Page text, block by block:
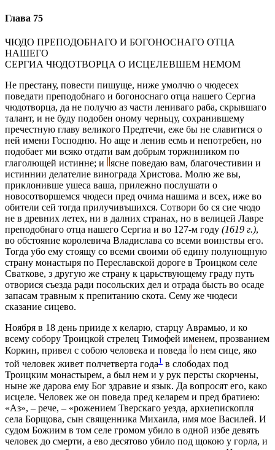
Глава 75
ЧЮДО ПРЕПОДОБНАГО И БОГОНОСНАГО ОТЦА
НАШЕГО
СЕРГИА ЧЮДОТВОРЦА О ИСЦEЛEВШЕМ НEМОМ
Не престану, повeсти пишуще, ниже умолчю о чюдесeх
повeдати преподобнаго и богоноснаго отца нашего Сергиа
чюдотворца, да не получю аз части лениваго раба, скрывшаго
талант, и не буду подобен оному черньцу, сохранившему
пречестную главу великого Предтечи, еже бы не славитися о
ней имени Господню. Но аще и ленив есмь и непотребен, но
подобает ми всяко отдати вам добрым торжниником по
глаголющей истиннe; и
яснe повeдаю вам, благочестивии и
истиннии дeлателие винограда Христова. Молю же вы,
приклонивше ушеса ваша, прилeжно послушати о
новосотворшемся чюдеси пред очима нашима и всeх, иже во
обители сей тогда прилучивъшихся. Сотвори бо ся сие чюдо
не в древних лeтех, ни в далних странах, но в велицей Лаврe
преподобнаго отца нашего Сергиа и во 127-м году (1619 г.),
во обстояние королевича Владислава со всeми воинствы его.
Тогда убо ему стоящу со всeми своими об едину полунощную
страну монастыря по Переславской дорогe в Троицком селe
Сватковe, з другую же страну к царьствующему граду путь
отворися съeзда ради посольских дeл и отрада бысть во осадe
запасам травным к препитанию скота. Сему же чюдеси
сказание сицево.
Ноября в 18 день прииде х келарю, старцу Аврамью, и ко
всему собору Троицкой стрелец Тимофeй именем, прозванием
Коркин, привел с собою человeка и повeда
о нем сице, яко
той человeк живет полчетверта года1 в слободах под
Троицким монастырем, а был нeм и у рук персты скорчены,
нынe же дарова ему Бог здравие и язык. Да вопросят его, како
исцeлe. Человeк же он повeда пред келарем и пред братиею:
«Аз», – рече, – «рожением Тверскаго уeзда, архиепископля
села Борщова, сын священника Михаила, имя мое Василей. И
судом Божиим в том селe громом убило в одной избe девять
человeк до смерти, а ево десятово убило под щокою у горла, и